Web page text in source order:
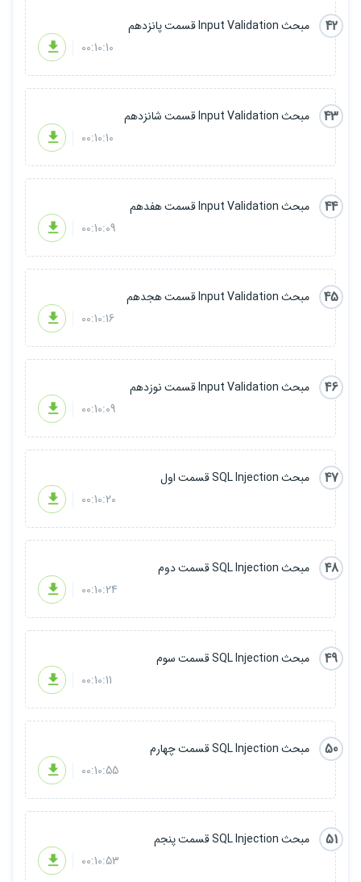
42
مبحث Input Validation قسمت پانزدهم
00:10:10
43
مبحث Input Validation قسمت شانزدهم
00:10:10
44
مبحث Input Validation قسمت هفدهم
00:10:09
45
مبحث Input Validation قسمت هجدهم
00:10:16
46
مبحث Input Validation قسمت نوزدهم
00:10:09
47
مبحث SQL Injection قسمت اول
00:10:20
48
مبحث SQL Injection قسمت دوم
00:10:24
49
مبحث SQL Injection قسمت سوم
00:10:11
50
مبحث SQL Injection قسمت چهارم
00:10:55
51
مبحث SQL Injection قسمت پنجم
00:10:53